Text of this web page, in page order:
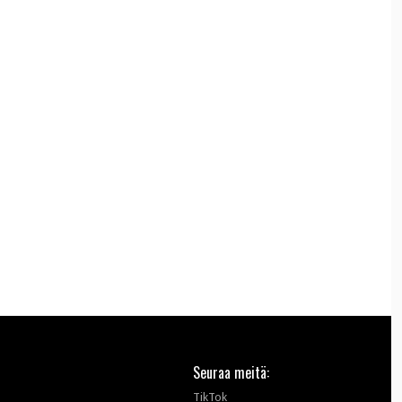
Seuraa meitä:
TikTok